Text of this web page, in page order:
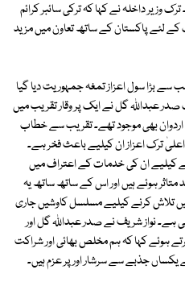
وزیر داخلہ نے کہا کہ ترکی سائبر کرائم
کے لئے پاکستان کے ساتھ تعاون میں مزید
سے بڑا سول اعزاز تمغہ جمہوریت دیا گیا
صدر عبداللہ گل نے ایک پر وقار تقریب میں
بھی موجود تھے۔ تقریب سے خطاب
ترک اعزاز ان کیلیے باعث فخر ہے۔
کیلیے ان کی خدمات کے اعتراف میں
متاثر ہوئے ہیں اور اس کے ساتھ ساتھ یہ
تلاش کرنے کیلیے مسلسل کاوشیں جاری
ہے۔ نواز شریف نے صدر عبداللہ گل اور
ہوئے کہا کہ ہم مخلص بھائی اور شراکت
یکساں جذبے سے سرشار اور پر عزم ہیں۔